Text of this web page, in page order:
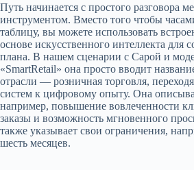
Путь начинается с простого разговора
инструментом. Вместо того чтобы
таблицу, вы можете использовать
основе искусственного интеллекта для
плана. В нашем сценарии с Сарой и
«SmartRetail» она просто вводит
отрасли — розничная торговля,
систем к цифровому опыту. Она
например, повышение вовлеченности
заказы и возможность мгновенного
также указывает свои ограничения,
шесть месяцев.